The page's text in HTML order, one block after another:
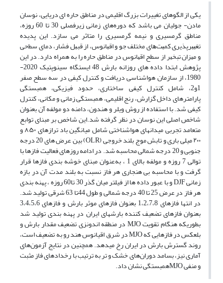
یکی از الگوهای تغییرات بزرگ اقلیمی در مناطق حاره ای دریایی، نوسان
مادن- جولیان می باشد که دوره‌های زمانی زیرفصلی 30 تا 60 روزه،
مناطق گرمسیری و نیمه گرمسیری را متاثر می سازد. اﻳﻦ ﭘﺪﻳﺪه
ﺗﻐﻴﻴﺮﭘﺬﻳﺮی ﻛﻤﻴﺖﻫﺎی ﻣﺨﺘﻠﻒ ﺟﻮ و اﻗﻴﺎﻧﻮس، از ﻗﺒﻴﻞ ﻓﺸﺎر‫، دﻣﺎی ﺳﻄحی
و ﻣﻴﺰان ﺗﺒﺨﻴﺮ از ﺳﻄﺢ اﻗﻴﺎﻧﻮس در ﻣﻨﺎﻃﻖ ﺣﺎره را به همراه دارد.‬ در این
پژوهش ابتدا داده های روزانه بارش 48 ایستگاه سینوپتیک 2020-
1980، از سازمان هواشناسی دریافت و کنترل کیفی در سه سطح صفر
1و2، شامل کنترل کیفی ساختاری، حدود فیزیکی، همبستگی
پارامترهای داخل گزارش، رنج اقلیمی، همبستگی زمانی و مکانی، کنترل
کیفی شد. با استفاده از روش ویلر و هندون، دامنه دو مولفه آن بعنوان
شاخص اصلی این نوسان در نظر گرفته شد.این شاخص بر مبنای توابع
متعامد تجربی میدانهای هواشناختی شامل میانگین باد ترازهای ۸۵۰ و
۲۰۰ میلی باری و تابش موج بلند خروجی (OLR) بین عرض های 20 درجه
جنوبی و 20 درجه شمالی محاسبه شد. در ادامه روزهای فعالیت فازها با
توالی 7 روزه و مولفه بالای 1 ، به‌عنوان مبنای خوشه بندی فازها قرار
گرفت و با محاسبه بی هنجاری هر فاز نسبت به بلند مدت آن در بازه
زمانی DJF و با عبور داده ها از فیلتر میان گذر 30 تا60 روزه ، پهنه بندی
هر فاز در عرض 25 تا 40 درجه شمالی و طول 44تا 63 شرقی تولید شد.
در انتها فازهای 1،2،7،8 بعنوان فازهای موثر بارش و فازهای 3،4،5،6
بعنوان فازهای تضعیف کننده بارشهای ایران در پهنه بندی تولید شد
بطوریکه هنگام تقویت MJO در منطقه اندونزی تضعیف مقدار بارش و
بلعکس در فازهایی که MJO در شرق اقیانوس هند رو به تضعیف است،
روند گسترش بارش در ایران رخ میدهد.‬‬‬ همچنین در نتایج آزمون‌های
آماری نیز، بسامد دوران‌های خشک و تر به ‌ترتیب با رخدادهای فاز مثبت
و منفی MJOهمبستگی نشان داد.‬‬‬‬‬